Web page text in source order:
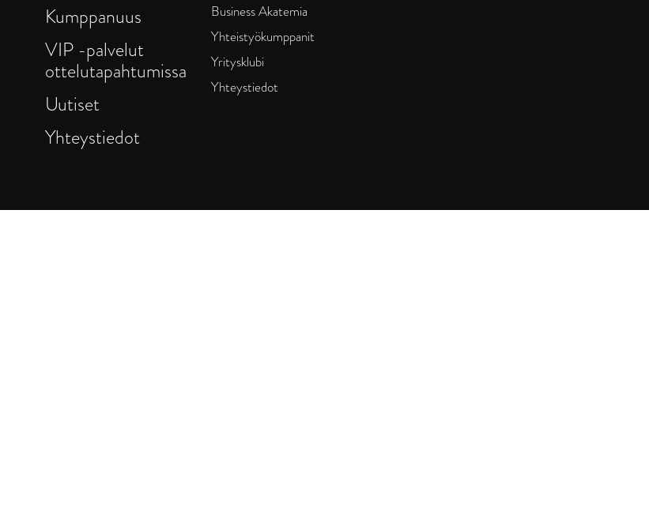
Kumppanuus
VIP -palvelut
ottelutapahtumissa
Uutiset
Yhteystiedot
Business Akatemia
Yhteistyökumppanit
Yritysklubi
Yhteystiedot